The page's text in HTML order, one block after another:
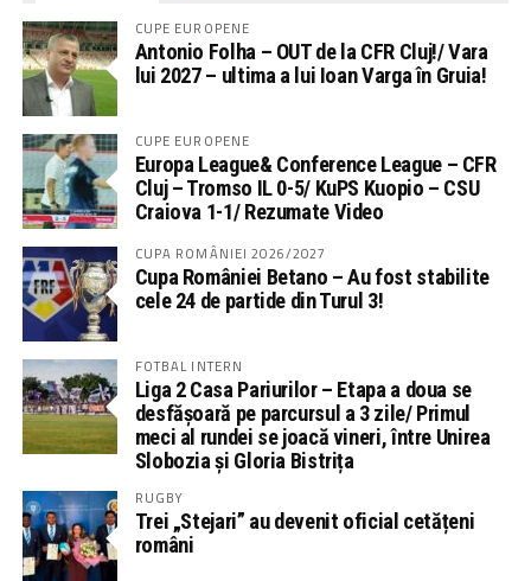
CUPE EUROPENE
Antonio Folha – OUT de la CFR Cluj!/ Vara
lui 2027 – ultima a lui Ioan Varga în Gruia!
CUPE EUROPENE
Europa League& Conference League – CFR
Cluj – Tromso IL 0-5/ KuPS Kuopio – CSU
Craiova 1-1/ Rezumate Video
CUPA ROMÂNIEI 2026/2027
Cupa României Betano – Au fost stabilite
cele 24 de partide din Turul 3!
FOTBAL INTERN
Liga 2 Casa Pariurilor – Etapa a doua se
desfășoară pe parcursul a 3 zile/ Primul
meci al rundei se joacă vineri, între Unirea
Slobozia și Gloria Bistrița
RUGBY
Trei „Stejari” au devenit oficial cetățeni
români